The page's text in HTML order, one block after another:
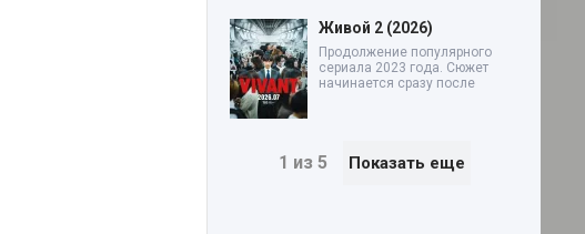
Живой 2 (2026)
Продолжение популярного
сериала 2023 года. Сюжет
начинается сразу после
1 из 5 Показать еще